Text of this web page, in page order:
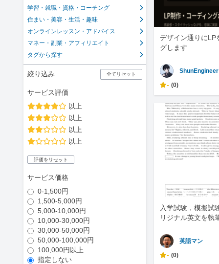
学習・就職・資格・コーチング
住まい・美容・生活・趣味
オンラインレッスン・アドバイス
マネー・副業・アフィリエイト
タグから探す
絞り込み 全てリセット
サービス評価
以上
以上
以上
以上
評価をリセット
サービス価格
0-1,500円
1,500-5,000円
5,000-10,000円
10,000-30,000円
30,000-50,000円
50,000-100,000円
100,000円以上
指定しない
デザイン通りにLP
グします
ShunEngineer
- (0)
入学試験，模擬試
リジナル英文を執
英語マン
- (0)